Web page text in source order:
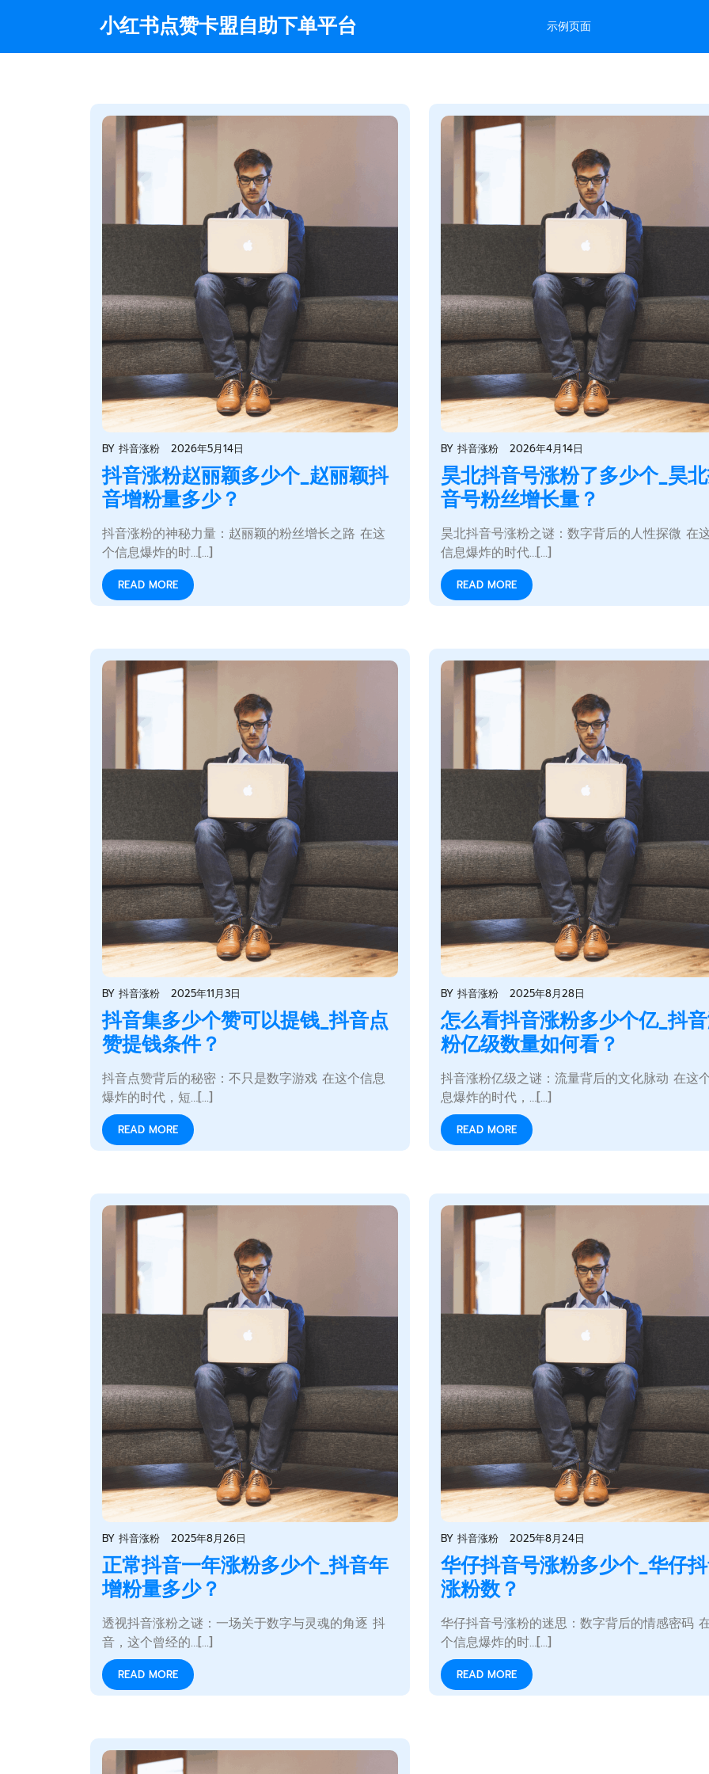
小红书点赞卡盟自助下单平台 示例页面
BY 抖音涨粉 2026年5月14日
抖音涨粉赵丽颖多少个_赵丽颖抖
音增粉量多少？
抖音涨粉的神秘力量：赵丽颖的粉丝增长之路 在这
个信息爆炸的时…[...]
READ MORE
BY 抖音涨粉 2026年4月14日
昊北抖音号涨粉了多少个_昊
音号粉丝增长量？
昊北抖音号涨粉之谜：数字背后的人性探微 在
信息爆炸的时代…[...]
READ MORE
BY 抖音涨粉 2025年11月3日
抖音集多少个赞可以提钱_抖音点
赞提钱条件？
抖音点赞背后的秘密：不只是数字游戏 在这个信息
爆炸的时代，短…[...]
READ MORE
BY 抖音涨粉 2025年8月28日
怎么看抖音涨粉多少个亿_抖
粉亿级数量如何看？
抖音涨粉亿级之谜：流量背后的文化脉动 在这
息爆炸的时代，…[...]
READ MORE
BY 抖音涨粉 2025年8月26日
正常抖音一年涨粉多少个_抖音年
增粉量多少？
透视抖音涨粉之谜：一场关于数字与灵魂的角逐 抖
音，这个曾经的…[...]
READ MORE
BY 抖音涨粉 2025年8月24日
华仔抖音号涨粉多少个_华仔
涨粉数？
华仔抖音号涨粉的迷思：数字背后的情感密码
个信息爆炸的时…[...]
READ MORE